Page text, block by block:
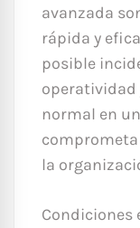
avanzada
rápida y
posible
operatividad
normal en
la
Condiciones